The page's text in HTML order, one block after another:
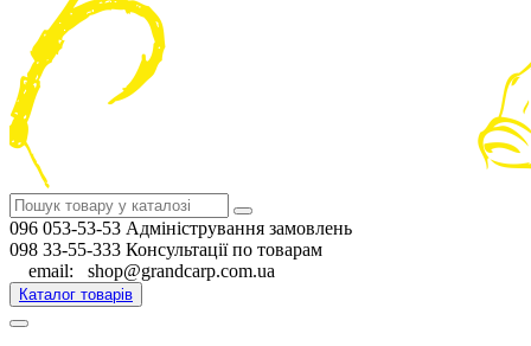
096 053-53-53 Адміністрування замовлень
098 33-55-333 Консультації по товарам
email: shop@grandcarp.com.ua
Каталог товарів